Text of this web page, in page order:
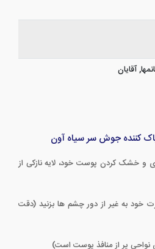
آقایان
پاک کننده جوش سر سیاه آون
و خشک کردن پوست خود، لایه نازکی از
خود به غیر از دور چشم ها بزنید (دقت
نواحی پر از منافذ پوست است)